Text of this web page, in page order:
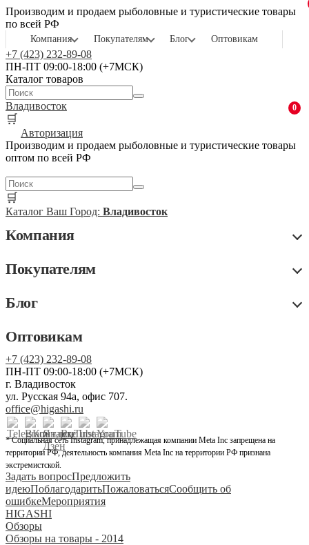
Производим и продаем рыболовные и туристические товары
по всей РФ
Компания Покупателям Блог Оптовикам
+7 (423) 232-89-08
ПН-ПТ 09:00-18:00 (+7МСК)
Каталог товаров
Владивосток
🛒
0
Авторизация
Производим и продаем рыболовные и туристические товары
оптом по всей РФ
🛒
Каталог Ваш Город: Владивосток
Компания
Покупателям
Блог
Оптовикам
+7 (423) 232-89-08
ПН-ПТ 09:00-18:00 (+7МСК)
г. Владивосток
ул. Русская 94а, офис 707.
office@higashi.ru
* Социальная сеть Instagram, принадлежащая компании Meta Inc запрещена на
территории РФ, деятельность компания Meta Inc на территории РФ признана
экстремистской.
Задать вопросПредложить
идеюПоблагодаритьПожаловатьсяСообщить об
ошибкеМероприятия
HIGASHI
Обзоры
Обзоры на товары - 2014